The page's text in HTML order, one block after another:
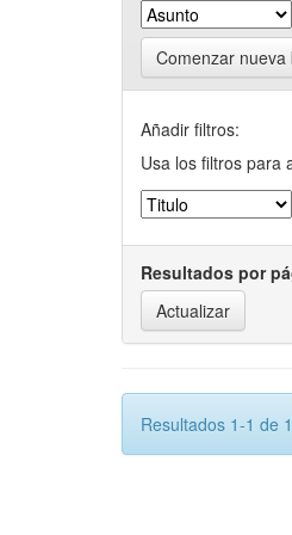
Comenzar nueva
Añadir filtros:
Usa los filtros para
Resultados por
Resultados 1-1 de